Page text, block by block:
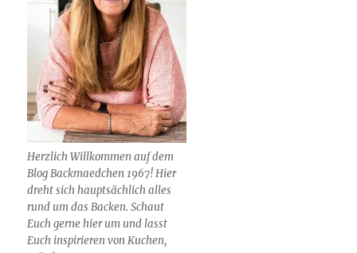
Herzlich Willkommen auf dem
Blog Backmaedchen 1967! Hier
dreht sich hauptsächlich alles
rund um das Backen. Schaut
Euch gerne hier um und lasst
Euch inspirieren von Kuchen,